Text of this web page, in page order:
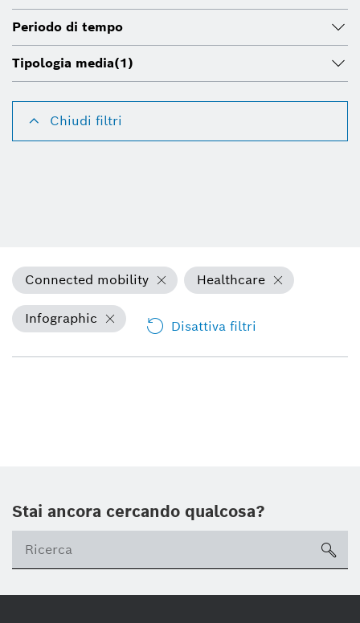
Periodo di tempo
Tipologia media(1)
Chiudi filtri
Connected mobility Healthcare
Infographic Disattiva filtri
Stai ancora cercando qualcosa?